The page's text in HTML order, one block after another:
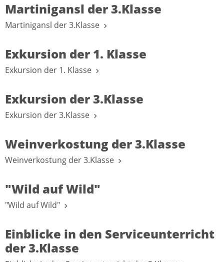
Martinigansl der 3.Klasse
Martinigansl der 3.Klasse
Exkursion der 1. Klasse
Exkursion der 1. Klasse
Exkursion der 3.Klasse
Exkursion der 3.Klasse
Weinverkostung der 3.Klasse
Weinverkostung der 3.Klasse
"Wild auf Wild"
"Wild auf Wild"
Einblicke in den Serviceunterricht
der 3.Klasse